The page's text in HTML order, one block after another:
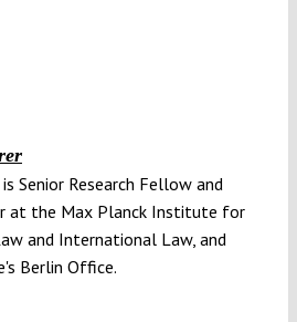
Senior Research Fellow and
at the Max Planck Institute for
and International Law, and
Berlin Office.